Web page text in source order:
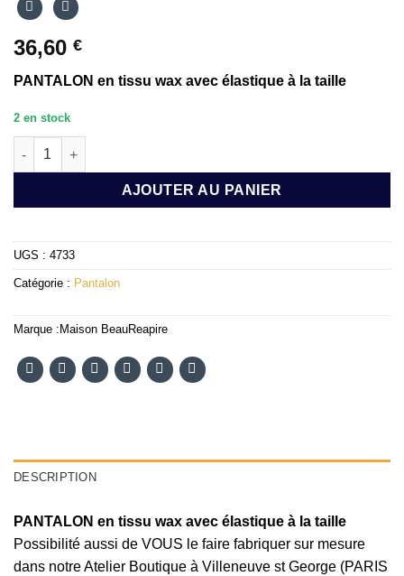
36,60 €
PANTALON en tissu wax avec élastique à la taille
2 en stock
quantité de PANTALON LIMA TAILLE M
AJOUTER AU PANIER
UGS : 4733
Catégorie : Pantalon
Marque : Maison BeauReapire
DESCRIPTION
PANTALON en tissu wax avec élastique à la taille
Possibilité aussi de VOUS le faire fabriquer sur mesure
dans notre Atelier Boutique à Villeneuve st George (PARIS